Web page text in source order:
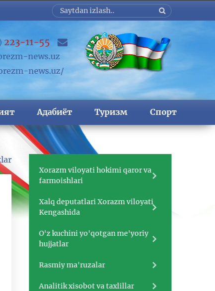
223-11-55
news.uz
news.uz/
Адабиёт Туризм Спорт
Xorazm viloyati hokimi qaror va
farmoishlari
Xalq deputatlari Xorazm viloyati
Kengashida
O'z kuchini yo'qotgan me'yoriy
hujjatlar
Rasmiy ma'ruzalar
Analitik xisobot va taxlillar